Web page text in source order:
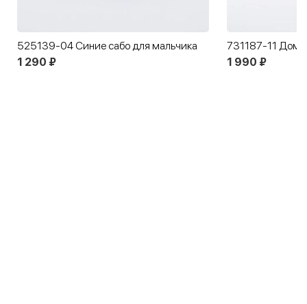
525139-04 Синие сабо для мальчика
1 290 ₽
1 990 ₽